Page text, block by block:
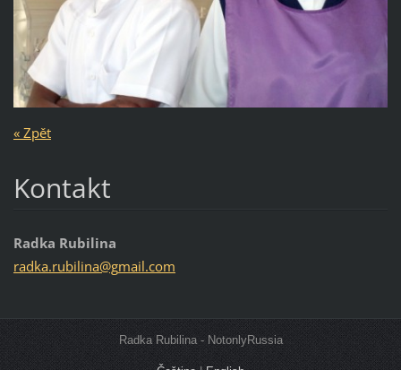
« Zpět
Kontakt
Radka Rubilina
radka.rubilina@gmail.com
Radka Rubilina - NotonlyRussia